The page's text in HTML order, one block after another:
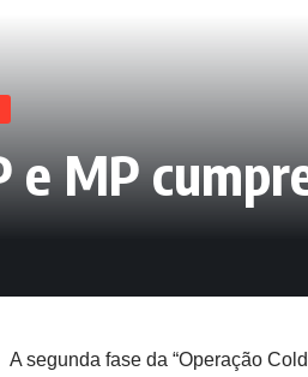
e MP
A segunda fase da “Operação